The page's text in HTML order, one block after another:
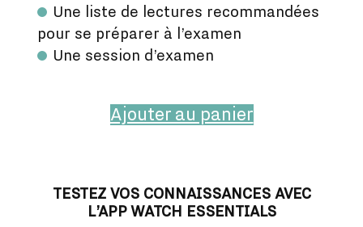
Une liste de lectures recommandées
pour se préparer à l’examen
Une session d’examen
Ajouter au panier
TESTEZ VOS CONNAISSANCES AVEC
L’APP WATCH ESSENTIALS